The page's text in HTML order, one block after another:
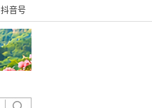
抖音号